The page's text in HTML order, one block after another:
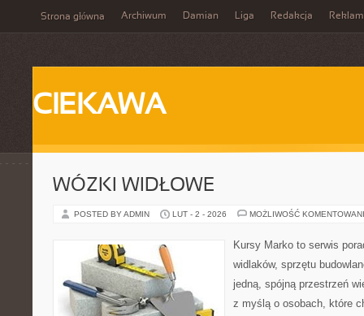
Strona główna Archiwum Damian Liga Redakcja
CIEKAWA
WÓZKI WIDŁOWE
POSTED BY ADMIN LUT - 2 - 2026 MOŻLIWOŚĆ
Kursy Marko to serwis
widlaków, sprzętu
jedną, spójną przestrzeń
z myślą o osobach, które